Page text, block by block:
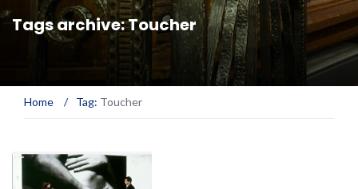
Tags archive: Toucher
Home / Tag: Toucher